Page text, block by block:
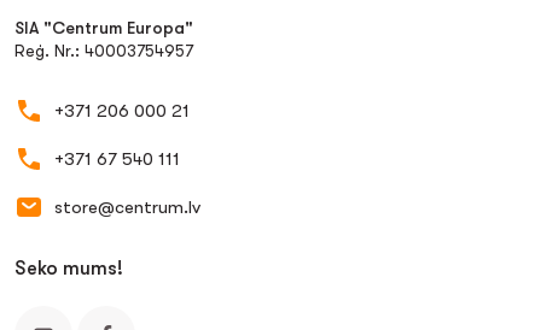
SIA "Centrum Europa"
Reģ. Nr.: 40003754957
+371 206 000 21
+371 67 540 111
store@centrum.lv
Seko mums!